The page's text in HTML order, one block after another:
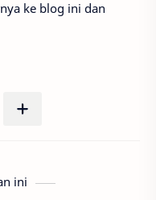
ke blog ini dan
ini